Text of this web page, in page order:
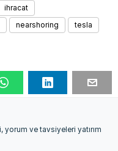
ihracat
nearshoring
tesla
yorum ve tavsiyeleri yatırım